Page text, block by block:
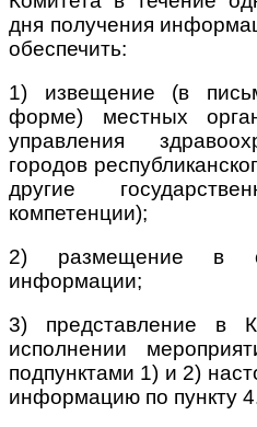
дня получения
обеспечить:
1) извещение (в
форме) местных
управления
городов
другие
компетенции);
2) размещение в
информации;
3) представление в
исполнении
подпунктами 1) и 2)
информацию по пункту